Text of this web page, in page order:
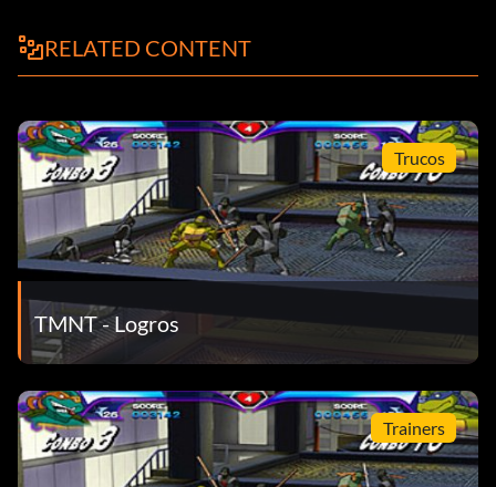
RELATED CONTENT
Trucos
TMNT - Logros
Trainers